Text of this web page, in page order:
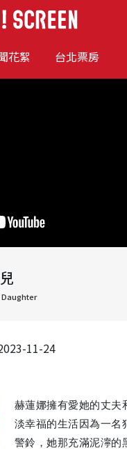
花絮 台北票房
11-24
赫蓮娜擁有愛她的丈夫
淡幸福的生活因為一名
警鈴，她那充滿泥濘